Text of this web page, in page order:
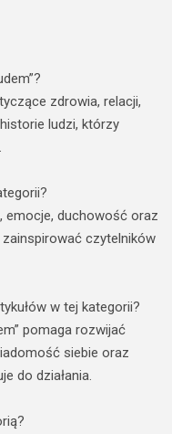
zdrowia, relacji,
ludzi, którzy
emocje, duchowość oraz
czytelników
w tej kategorii?
pomaga rozwijać
siebie oraz
do działania.